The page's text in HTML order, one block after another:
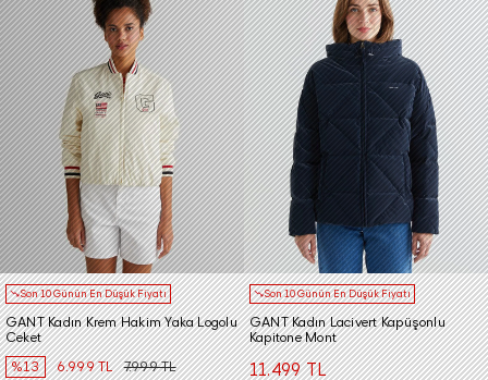
Son 10 Günün En Düşük Fiyatı
GANT Kadın Krem Hakim Yaka Logolu
Ceket
%13
6.999 TL 7.999 TL
Son 10 Günün En Düşük Fiyatı
GANT Kadın Lacivert Kapüşonlu
Kapitone Mont
11.499 TL